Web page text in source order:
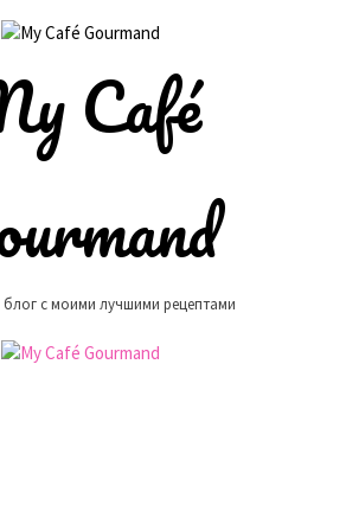
Café
с моими лучшими рецептами